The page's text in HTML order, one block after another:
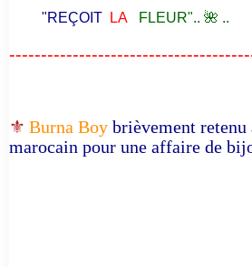
"REÇOIT LA FLEUR".. 🌺 ..
⚜️ Burna Boy brièvement
marocain pour une affaire de